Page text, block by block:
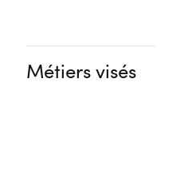
Métiers visés